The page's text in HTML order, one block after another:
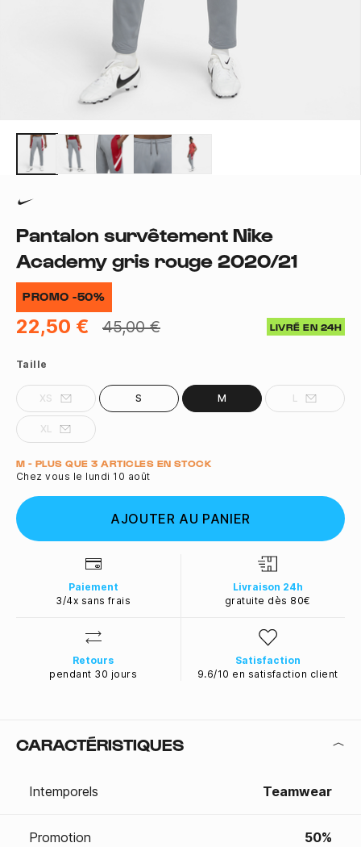
Pantalon survêtement Nike
Academy gris rouge 2020/21
PROMO -50%
22,50 € 45,00 € LIVRÉ EN 24H
Taille
XS S M L
XL
Quantité
M - PLUS QUE 3 ARTICLES EN STOCK
Chez vous le lundi 10 août
AJOUTER AU PANIER
Paiement
3/4x sans frais
Livraison 24h
gratuite dès 80€
Retours
pendant 30 jours
Satisfaction
9.6/10 en satisfaction client
CARACTÉRISTIQUES
Intemporels Teamwear
Promotion 50%